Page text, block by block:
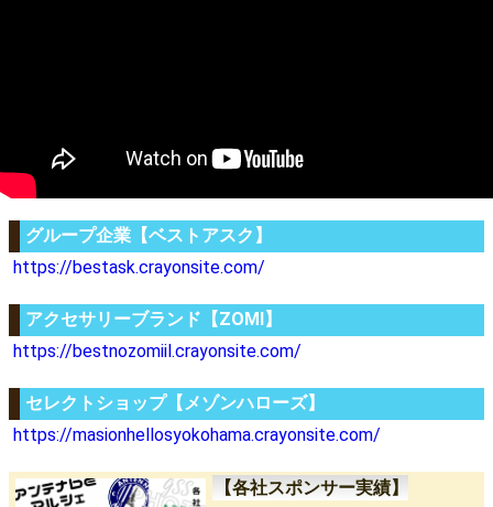
グループ企業【ベストアスク】
https://bestask.crayonsite.com/
アクセサリーブランド【ZOMI】
https://bestnozomiil.crayonsite.com/
セレクトショップ【メゾンハローズ】
https://masionhellosyokohama.crayonsite.com/
【各社スポンサー実績】